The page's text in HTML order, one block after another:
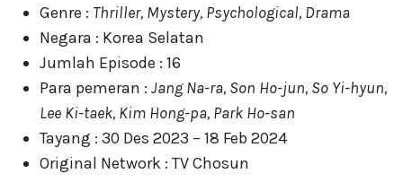
Genre : Thriller, Mystery, Psychological, Drama
Negara : Korea Selatan
Jumlah Episode : 16
Para pemeran : Jang Na-ra, Son Ho-jun, So Yi-hyun,
Lee Ki-taek, Kim Hong-pa, Park Ho-san
Tayang : 30 Des 2023 – 18 Feb 2024
Original Network : TV Chosun